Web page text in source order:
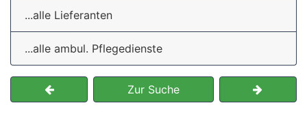
...alle Lieferanten
...alle ambul. Pflegedienste
Zur Suche